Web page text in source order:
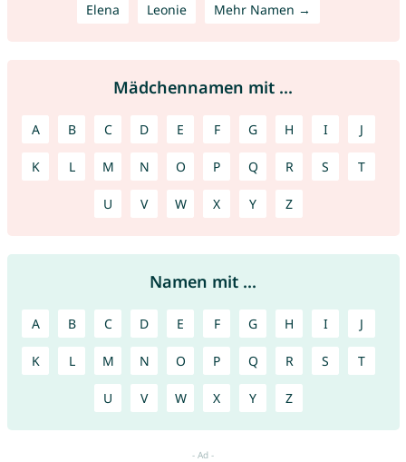
Elena Leonie Mehr Namen →
Mädchennamen mit ...
A B C D E F G H I J
K L M N O P Q R S T
U V W X Y Z
Namen mit ...
A B C D E F G H I J
K L M N O P Q R S T
U V W X Y Z